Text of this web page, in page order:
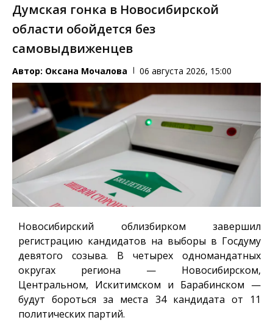
Думская гонка в Новосибирской
области обойдется без
самовыдвиженцев
Автор: Оксана Мочалова 06 августа 2026, 15:00
Новосибирский облизбирком завершил
регистрацию кандидатов на выборы в Госдуму
девятого созыва. В четырех одномандатных
округах региона — Новосибирском,
Центральном, Искитимском и Барабинском —
будут бороться за места 34 кандидата от 11
политических партий.